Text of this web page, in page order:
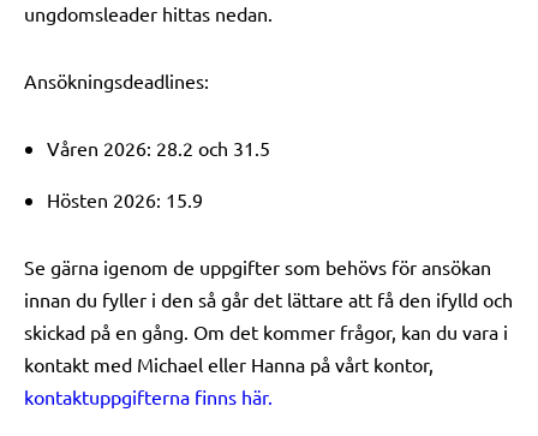
ungdomsleader hittas nedan.
Ansökningsdeadlines:
Våren 2026: 28.2 och 31.5
Hösten 2026: 15.9
Se gärna igenom de uppgifter som behövs för ansökan
innan du fyller i den så går det lättare att få den ifylld och
skickad på en gång. Om det kommer frågor, kan du vara i
kontakt med Michael eller Hanna på vårt kontor,
kontaktuppgifterna finns här.